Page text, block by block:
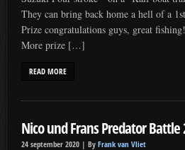
They can bring back home a hell of a 1st
Prize congratulations guys, great fishing!
More prize […]
READ MORE
Nico und Frans Predator Battle
24 september 2020 | By Frank van Vliet